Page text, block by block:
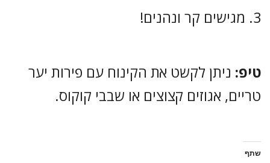
מגישים קר ונהנים!
טיפ: ניתן לקשט את הקינוח עם פירות יער
טריים, אגוזים קצוצים או שבבי קוקוס.
שתף